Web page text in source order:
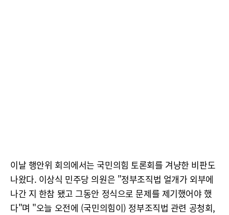
이날 행안위 회의에서는 국민의힘 토론회를 겨냥한 비판도
나왔다. 이상식 민주당 의원은 "정부조직법 얼개가 외부에
나간 지 한참 됐고 그동안 정식으로 문제를 제기했어야 했
다"며 "오늘 오전에 (국민의힘이) 정부조직법 관련 공청회,